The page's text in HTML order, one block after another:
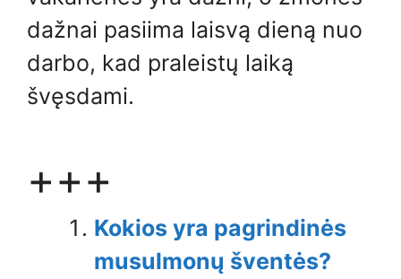
dažnai pasiima laisvą dieną nuo
darbo, kad praleistų laiką
švęsdami.
+++
Kokios yra pagrindinės
musulmonų šventės?